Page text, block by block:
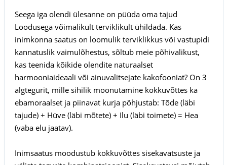
Seega iga olendi ülesanne on püüda oma tajud
Loodusega võimalikult terviklikult ühildada. Kas
inimkonna saatus on loomulik terviklikkus või vastupidi
kannatuslik vaimulõhestus, sõltub meie põhivalikust,
kas teenida kõikide olendite naturaalset
harmooniaideaali või ainuvalitsejate kakofooniat? On 3
algtegurit, mille sihilik moonutamine kokkuvõttes ka
ebamoraalset ja piinavat kurja põhjustab: Tõde (läbi
tajude) + Hüve (läbi mõtete) + Ilu (läbi toimete) = Hea
(vaba elu jaatav).
Inimsaatus moodustub kokkuvõttes sisekavatsuste ja